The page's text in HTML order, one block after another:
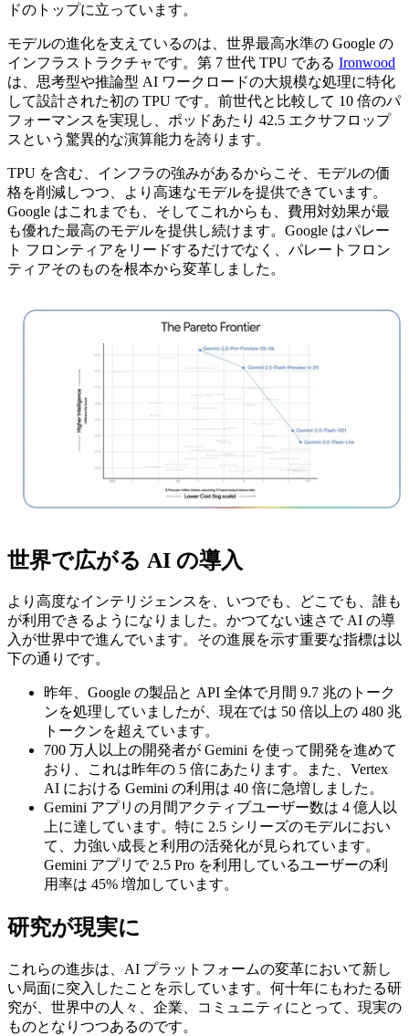
ドのトップに立っています。
モデルの進化を支えているのは、世界最高水準の Google の
インフラストラクチャです。第 7 世代 TPU である Ironwood
は、思考型や推論型 AI ワークロードの大規模な処理に特化
して設計された初の TPU です。前世代と比較して 10 倍のパ
フォーマンスを実現し、ポッドあたり 42.5 エクサフロップ
スという驚異的な演算能力を誇ります。
TPU を含む、インフラの強みがあるからこそ、モデルの価
格を削減しつつ、より高速なモデルを提供できています。
Google はこれまでも、そしてこれからも、費用対効果が最
も優れた最高のモデルを提供し続けます。Google はパレー
ト フロンティアをリードするだけでなく、パレートフロン
ティアそのものを根本から変革しました。
世界で広がる AI の導入
より高度なインテリジェンスを、いつでも、どこでも、誰も
が利用できるようになりました。かつてない速さで AI の導
入が世界中で進んでいます。その進展を示す重要な指標は以
下の通りです。
昨年、Google の製品と API 全体で月間 9.7 兆のトーク
ンを処理していましたが、現在では 50 倍以上の 480 兆
トークンを超えています。
700 万人以上の開発者が Gemini を使って開発を進めて
おり、これは昨年の 5 倍にあたります。また、Vertex
AI における Gemini の利用は 40 倍に急増しました。
Gemini アプリの月間アクティブユーザー数は 4 億人以
上に達しています。特に 2.5 シリーズのモデルにおい
て、力強い成長と利用の活発化が見られています。
Gemini アプリで 2.5 Pro を利用しているユーザーの利
用率は 45% 増加しています。
研究が現実に
これらの進歩は、AI プラットフォームの変革において新し
い局面に突入したことを示しています。何十年にもわたる研
究が、世界中の人々、企業、コミュニティにとって、現実の
ものとなりつつあるのです。